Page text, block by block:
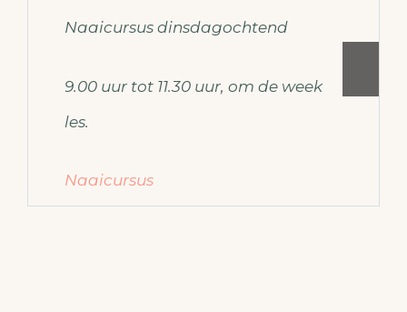
Naaicursus dinsdagochtend
9.00 uur tot 11.30 uur, om de week
les.
Naaicursus